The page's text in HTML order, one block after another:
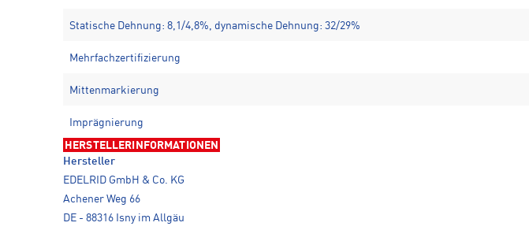
Statische Dehnung: 8,1/4,8%, dynamische Dehnung: 32/29%
Mehrfachzertifizierung
Mittenmarkierung
Imprägnierung
HERSTELLERINFORMATIONEN
Hersteller
EDELRID GmbH & Co. KG
Achener Weg 66
DE - 88316 Isny im Allgäu